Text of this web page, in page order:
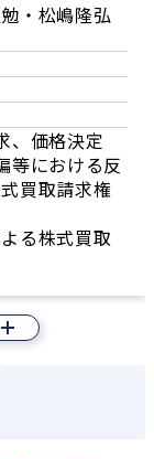
・松嶋隆弘
価格決定
における反
買取請求権
る株式買取